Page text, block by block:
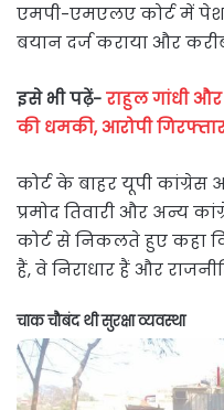
एमपी-एमएलए कोर्ट में पेश
बयान दर्ज कराया और
इसे भी पढ़ें-राहुल गांधी
की धमकी, आरोपी
कोर्ट के बाहर यूपी कांग्रेस
प्रमोद तिवारी और अन्य
कोर्ट से निकलते हुए कहा
हैं, वे निराधार हैं और
चाक चौबंद थी सुरक्षा व्यवस्था